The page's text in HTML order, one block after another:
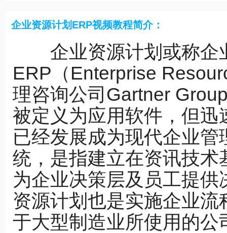
企业资源计划ERP视频教程简介：
企业资源计划或称企
ERP（Enterprise
理咨询公司Gartner
被定义为应用软件，但
已经发展成为现代企业
统，是指建立在资讯技
为企业决策层及员工提
资源计划也是实施企业
于大型制造业所使用的公